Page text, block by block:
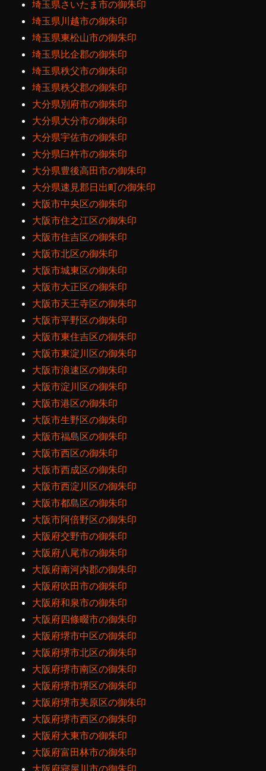
埼玉県さいたま市の御朱印
埼玉県川越市の御朱印
埼玉県東松山市の御朱印
埼玉県比企郡の御朱印
埼玉県秩父市の御朱印
埼玉県秩父郡の御朱印
大分県別府市の御朱印
大分県大分市の御朱印
大分県宇佐市の御朱印
大分県臼杵市の御朱印
大分県豊後高田市の御朱印
大分県速見郡日出町の御朱印
大阪市中央区の御朱印
大阪市住之江区の御朱印
大阪市住吉区の御朱印
大阪市北区の御朱印
大阪市城東区の御朱印
大阪市大正区の御朱印
大阪市天王寺区の御朱印
大阪市平野区の御朱印
大阪市東住吉区の御朱印
大阪市東淀川区の御朱印
大阪市浪速区の御朱印
大阪市淀川区の御朱印
大阪市港区の御朱印
大阪市生野区の御朱印
大阪市福島区の御朱印
大阪市西区の御朱印
大阪市西成区の御朱印
大阪市西淀川区の御朱印
大阪市都島区の御朱印
大阪市阿倍野区の御朱印
大阪府交野市の御朱印
大阪府八尾市の御朱印
大阪府南河内郡の御朱印
大阪府吹田市の御朱印
大阪府和泉市の御朱印
大阪府四條畷市の御朱印
大阪府堺市中区の御朱印
大阪府堺市北区の御朱印
大阪府堺市南区の御朱印
大阪府堺市堺区の御朱印
大阪府堺市美原区の御朱印
大阪府堺市西区の御朱印
大阪府大東市の御朱印
大阪府富田林市の御朱印